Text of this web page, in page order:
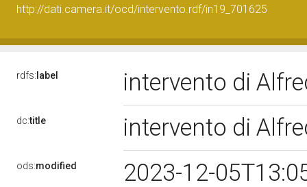
http://dati.camera.it/ocd/intervento.rdf/in19_701625
rdfs: label intervento di
dc:title intervento di
ods:modified 2023-12-